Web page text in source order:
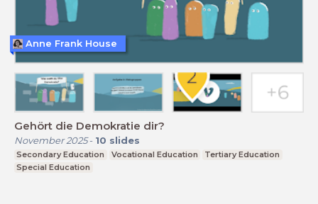
Gehört die Demokratie dir?
November 2025- 10 slides
Secondary Education Vocational Education
Tertiary Education
Special Education
Anne Frank House